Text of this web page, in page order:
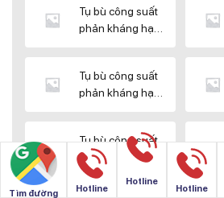
Tụ bù công suất
phản kháng hạ
Tụ bù công suất
phản kháng hạ
Tụ bù công suất
phản kháng hạ
thế SHIZUKI
Tìm đường Hotline
Hotline
Hotline